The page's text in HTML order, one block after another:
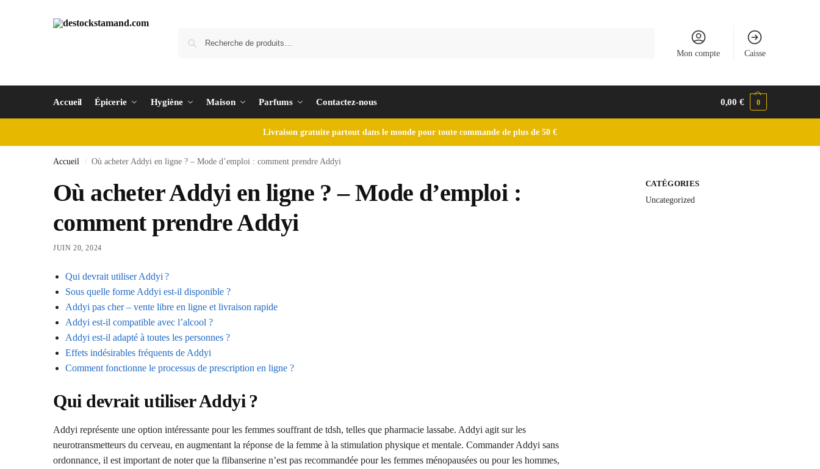
Mon compte Caisse
Accueil Épicerie Hygiène Maison Parfums Contactez-nous 0,00€ 0
Livraison gratuite partout dans le monde pour toute commande de plus de 50 €
Accueil / Où acheter Addyi en ligne ? – Mode d’emploi : comment prendre Addyi
Où acheter Addyi en ligne ? – Mode d’emploi :
comment prendre Addyi
JUIN 20, 2024
Qui devrait utiliser Addyi ?
Sous quelle forme Addyi est-il disponible ?
Addyi pas cher – vente libre en ligne et livraison rapide
Addyi est-il compatible avec l’alcool ?
Addyi est-il adapté à toutes les personnes ?
Effets indésirables fréquents de Addyi
Comment fonctionne le processus de prescription en ligne ?
Qui devrait utiliser Addyi ?
Addyi représente une option intéressante pour les femmes souffrant de tdsh, telles que pharmacie lassabe. Addyi agit sur les
neurotransmetteurs du cerveau, en augmentant la réponse de la femme à la stimulation physique et mentale. Commander Addyi sans
ordonnance, il est important de noter que la flibanserine n’est pas recommandée pour les femmes ménopausées ou pour les hommes,
CATÉGORIES
Uncategorized